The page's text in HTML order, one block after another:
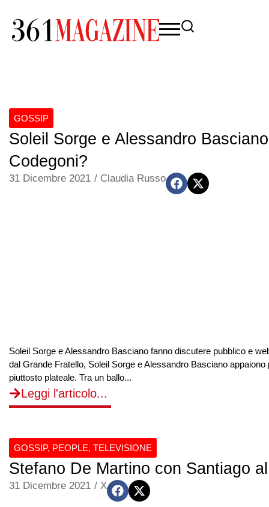
GOSSIP
Soleil Sorge e Alessandro
Codegoni?
31 Dicembre 2021 / Claudia Russo
Soleil Sorge e Alessandro Basciano fanno discutere pubblico e
dal Grande Fratello, Soleil Sorge e Alessandro Basciano
piuttosto plateale. Tra un ballo...
Leggi l'articolo...
GOSSIP, PEOPLE, TELEVISIONE
Stefano De Martino con Santiago
31 Dicembre 2021 / X